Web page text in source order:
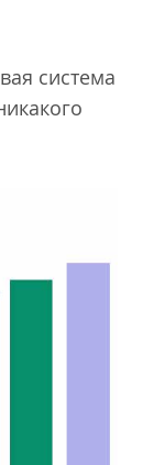
система